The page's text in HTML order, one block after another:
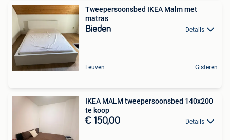
Tweepersoonsbed IKEA Malm met
matras
Bieden Details
Leuven Gisteren
IKEA MALM tweepersoonsbed 140x200
te koop
€ 150,00 Details